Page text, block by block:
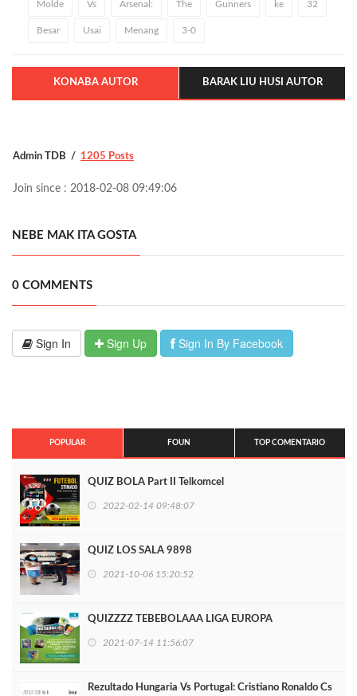
Molde Vs Arsenal: The Gunners ke 32
Besar Usai Menang 3-0
KONABA AUTOR BARAK LIU HUSI AUTOR
Admin TDB 1205 Posts
Join since : 2018-02-08 09:49:06
NEBE MAK ITA GOSTA
0 COMMENTS
Sign In Sign Up Sign In By Facebook
POPULAR FOUN TOP COMENTARIO
QUIZ BOLA Part II Telkomcel
2022-02-14 09:48:07
QUIZ LOS SALA 9898
2021-10-06 15:20:52
QUIZZZZ TEBEBOLAAA LIGA EUROPA
2021-07-14 11:56:07
Rezultado Hungaria Vs Portugal: Cristiano Ronaldo Cs